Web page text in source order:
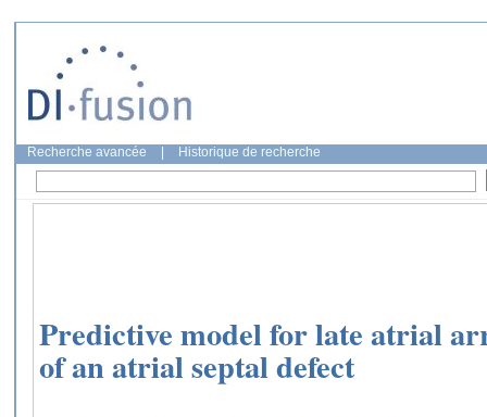
Recherche avancée Historique de recherche
Predictive model for late atrial
of an atrial septal defect